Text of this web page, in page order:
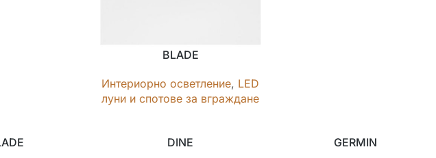
BLADE
Интериорно осветление, LED
луни и спотове за вграждане
DINE GERMIN